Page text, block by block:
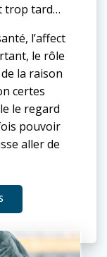
trop tard…
l’affect
le rôle
la raison
certes
le regard
pouvoir
aller de